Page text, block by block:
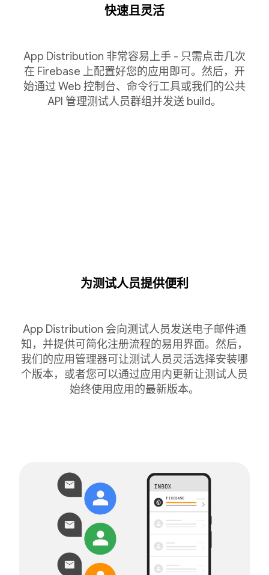
快速且灵活
App Distribution 非常容易上手 - 只需点击几次
在 Firebase 上配置好您的应用即可。然后，开
始通过 Web 控制台、命令行工具或我们的公共
API 管理测试人员群组并发送 build。
为测试人员提供便利
App Distribution 会向测试人员发送电子邮件通
知，并提供可简化注册流程的易用界面。然后，
我们的应用管理器可让测试人员灵活选择安装哪
个版本，或者您可以通过应用内更新让测试人员
始终使用应用的最新版本。